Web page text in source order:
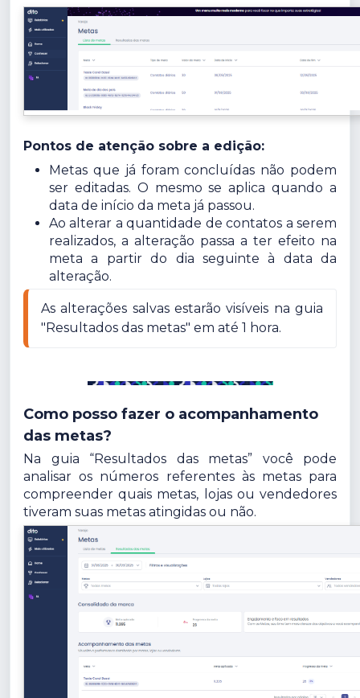
Pontos de atenção sobre a edição:
Metas que já foram concluídas não podem
ser editadas. O mesmo se aplica quando a
data de início da meta já passou.
Ao alterar a quantidade de contatos a serem
realizados, a alteração passa a ter efeito na
meta a partir do dia seguinte à data da
alteração.
As alterações salvas estarão visíveis na guia
"Resultados das metas" em até 1 hora.
Como posso fazer o acompanhamento
das metas?
Na guia “Resultados das metas” você pode
analisar os números referentes às metas para
compreender quais metas, lojas ou vendedores
tiveram suas metas atingidas ou não.